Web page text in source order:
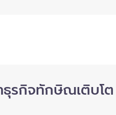
รกิจทักษิณเติบโต